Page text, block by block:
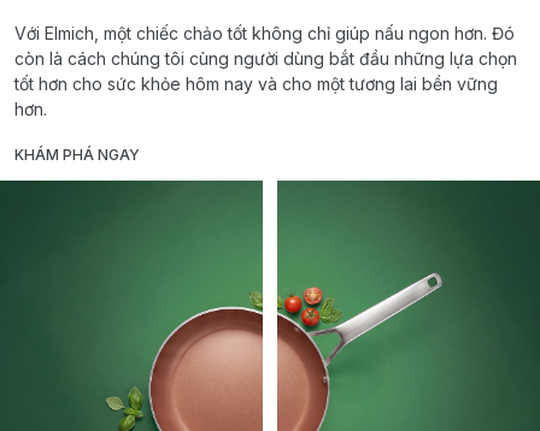
Với Elmich, một chiếc chảo tốt không chỉ giúp nấu ngon hơn. Đó
còn là cách chúng tôi cùng người dùng bắt đầu những lựa chọn
tốt hơn cho sức khỏe hôm nay và cho một tương lai bền vững
hơn.
KHÁM PHÁ NGAY